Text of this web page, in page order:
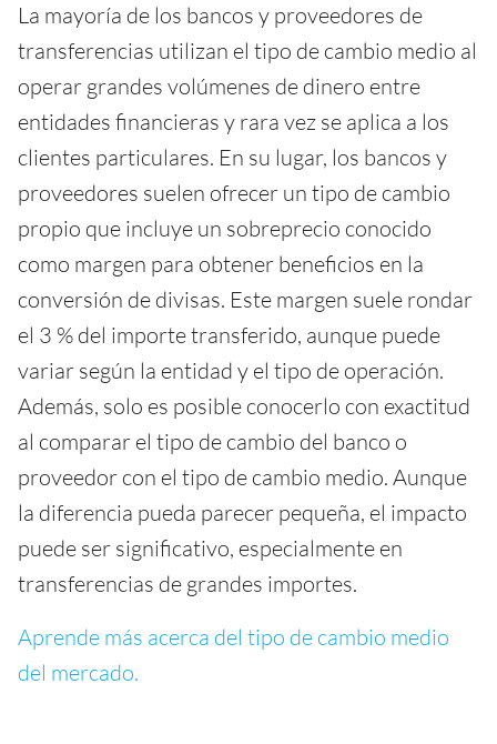
La mayoría de los bancos y proveedores de
transferencias utilizan el tipo de cambio medio al
operar grandes volúmenes de dinero entre
entidades financieras y rara vez se aplica a los
clientes particulares. En su lugar, los bancos y
proveedores suelen ofrecer un tipo de cambio
propio que incluye un sobreprecio conocido
como margen para obtener beneficios en la
conversión de divisas. Este margen suele rondar
el 3 % del importe transferido, aunque puede
variar según la entidad y el tipo de operación.
Además, solo es posible conocerlo con exactitud
al comparar el tipo de cambio del banco o
proveedor con el tipo de cambio medio. Aunque
la diferencia pueda parecer pequeña, el impacto
puede ser significativo, especialmente en
transferencias de grandes importes.
Aprende más acerca del tipo de cambio medio
del mercado.